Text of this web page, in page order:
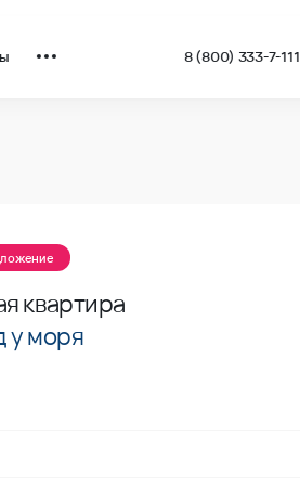
8 (800) 333-7-111
квартира
у моря